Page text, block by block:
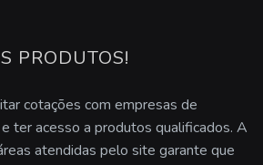
PRODUTOS!
cotações com empresas de
ter acesso a produtos qualificados. A
atendidas pelo site garante que